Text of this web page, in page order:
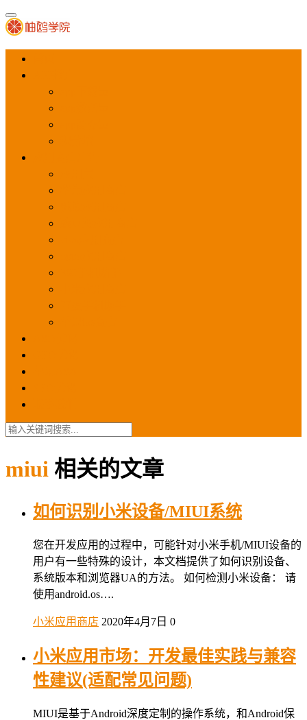
miui 相关的文章
如何识别小米设备/MIUI系统
您在开发应用的过程中，可能针对小米手机/MIUI设备的
用户有一些特殊的设计，本文档提供了如何识别设备、
系统版本和浏览器UA的方法。 如何检测小米设备： 请
使用android.os….
小米应用商店 2020年4月7日 0
小米应用市场：开发最佳实践与兼容
性建议(适配常见问题)
MIUI是基于Android深度定制的操作系统，和Android保